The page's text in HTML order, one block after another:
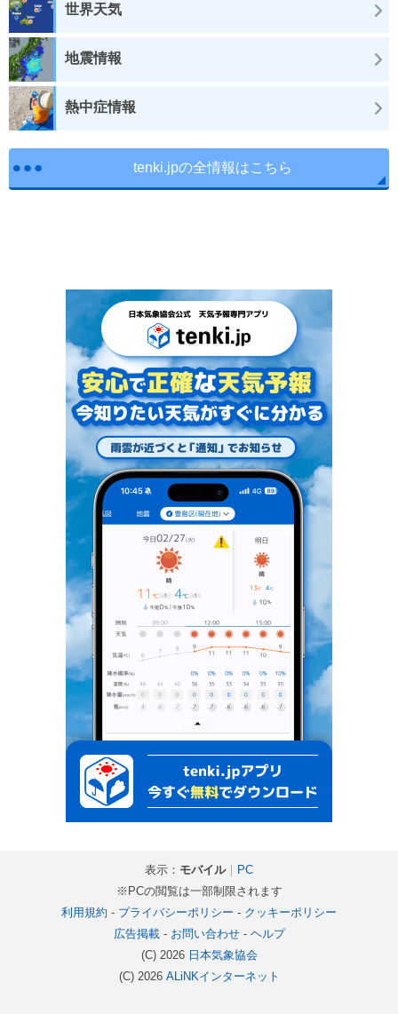
世界天気
地震情報
熱中症情報
tenki.jpの全情報はこちら
表示： モバイル｜ PC
※PCの閲覧は一部制限されます
利用規約 - プライバシーポリシー - クッキーポリシー
広告掲載- お問い合わせ- ヘルプ
(C) 2026 日本気象協会
(C) 2026 ALiNKインターネット